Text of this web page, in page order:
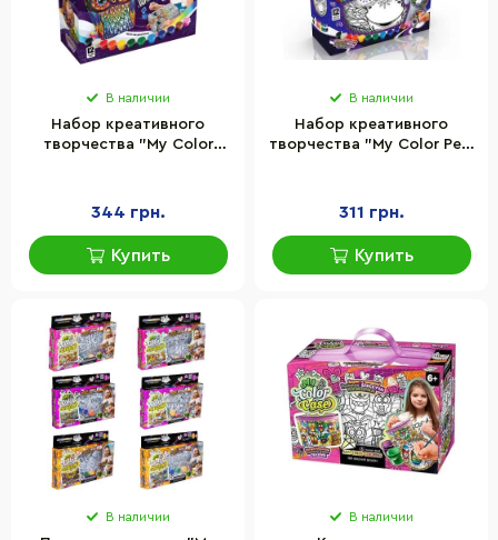
В наличии
Набор креативного
творчества "My Color
раскраска
344 грн.
Купить
В наличии
Набор креативного
творчества "My Color Pet-
раскраска
311 грн.
Купить
В наличии В наличии